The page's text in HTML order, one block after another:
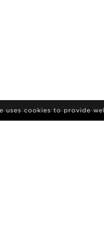
uses cookies to provide